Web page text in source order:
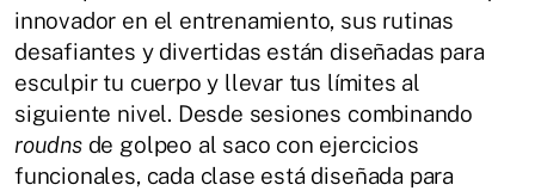
innovador en el entrenamiento, sus rutinas
desafiantes y divertidas están diseñadas para
esculpir tu cuerpo y llevar tus límites al
siguiente nivel. Desde sesiones combinando
roudns de golpeo al saco con ejercicios
funcionales, cada clase está diseñada para